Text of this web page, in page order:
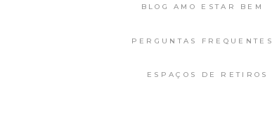
BLOG AMO ESTAR BEM
PERGUNTAS FREQUENTES
ESPAÇOS DE RETIROS